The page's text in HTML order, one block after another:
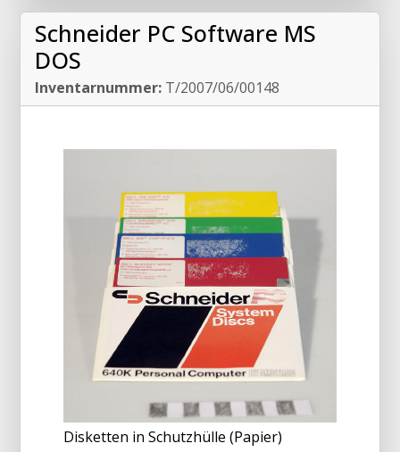
Schneider PC Software MS
DOS
Inventarnummer: T/2007/06/00148
Disketten in Schutzhülle (Papier)